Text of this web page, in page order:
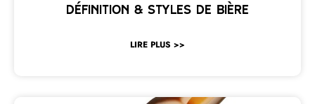
Définition & styles de bière
LIRE PLUS >>